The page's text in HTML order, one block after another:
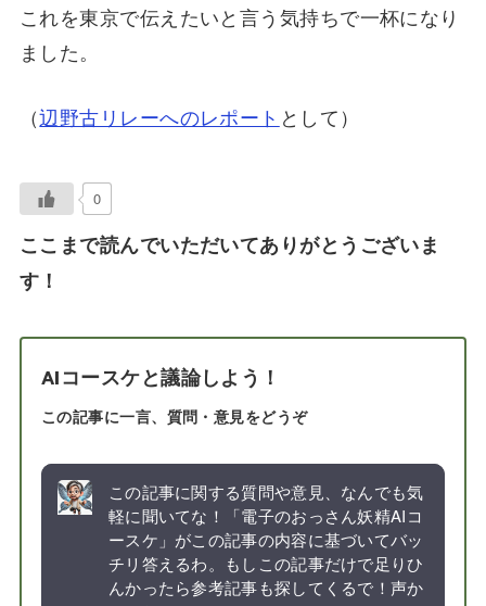
これを東京で伝えたいと言う気持ちで一杯になり
ました。
（辺野古リレーへのレポート として）
0
ここまで読んでいただいてありがとうございま
す！
AIコースケと議論しよう！
この記事に一言、質問・意見をどうぞ
この記事に関する質問や意見、なんでも気
軽に聞いてな！「電子のおっさん妖精AIコ
ースケ」がこの記事の内容に基づいてバッ
チリ答えるわ。もしこの記事だけで足りひ
んかったら参考記事も探してくるで！声か